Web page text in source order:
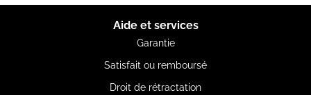
Aide et services
Garantie
Satisfait ou remboursé
Droit de rétractation